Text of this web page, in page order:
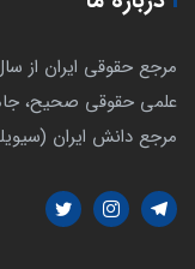
علمی حقوقی صحیح،
مرجع دانش ایران